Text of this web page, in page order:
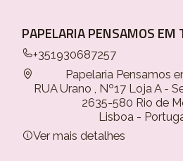
PAPELARIA PENSAMOS EM
+351930687257
Papelaria Pensamos
RUA Urano , Nº17 Loja A -
2635-580 Rio de
Lisboa -
Ver mais detalhes